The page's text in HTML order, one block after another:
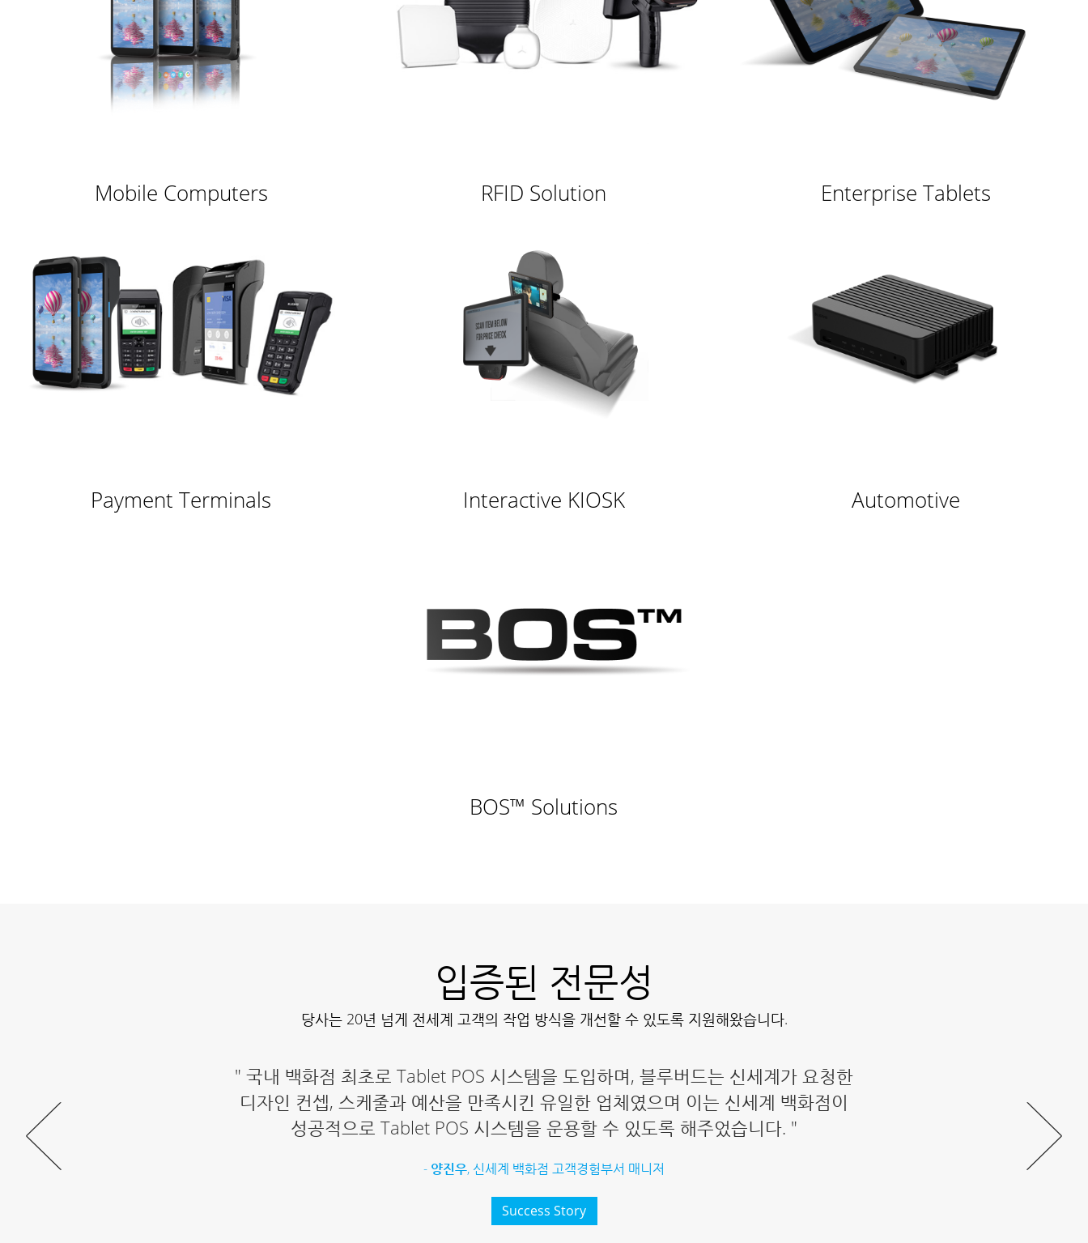
Mobile Computers RFID Solution Enterprise Tablets
Payment Terminals Interactive KIOSK Automotive
BOS™ Solutions
입증된 전문성
당사는 20년 넘게 전세계 고객의 작업 방식을 개선할 수 있도록 지원해왔습니다.
" 국내 백화점 최초로 Tablet POS 시스템을 도입하며, 블루버드는 신세계가 요청한
디자인 컨셉, 스케줄과 예산을 만족시킨 유일한 업체였으며 이는 신세계 백화점이
성공적으로 Tablet POS 시스템을 운용할 수 있도록 해주었습니다. "
- 양진우, 신세계 백화점 고객경험부서 매니저
Success Story